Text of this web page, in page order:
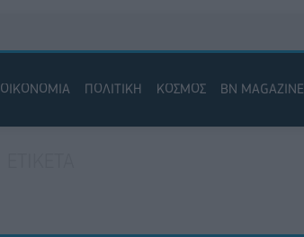
ΟΙΚΟΝΟΜΙΑ ΠΟΛΙΤΙΚΗ ΚΟΣΜΟΣ BN MAGAZINE